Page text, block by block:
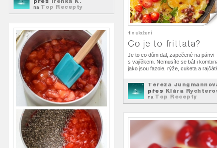
na Top Recepty
1 x uložení
Co je to frittata?
Je to co dům dal, zapečené na pánvi
s vajíčkem. Nemusíte se bát i
jako jsou fazole, rýže, cuketa a
Tereza
přes Klára
na Top Recepty